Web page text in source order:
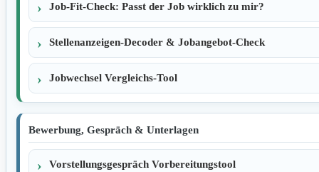
Job-Fit-Check: Passt der Job wirklich zu mir?
Stellenanzeigen-Decoder & Jobangebot-Check
Jobwechsel Vergleichs-Tool
Bewerbung, Gespräch & Unterlagen
Vorstellungsgespräch Vorbereitungstool